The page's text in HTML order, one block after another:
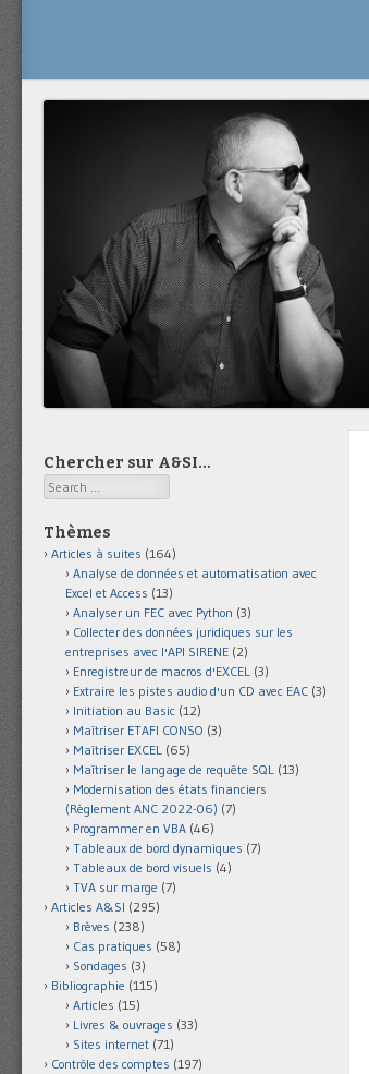
Chercher sur A&SI…
Search
Thèmes
Articles à suites (164)
Analyse de données et automatisation avec
Excel et Access (13)
Analyser un FEC avec Python (3)
Collecter des données juridiques sur les
entreprises avec l'API SIRENE (2)
Enregistreur de macros d'EXCEL (3)
Extraire les pistes audio d'un CD avec EAC (3)
Initiation au Basic (12)
Maîtriser ETAFI CONSO (3)
Maîtriser EXCEL (65)
Maîtriser le langage de requête SQL (13)
Modernisation des états financiers
(Règlement ANC 2022-06) (7)
Programmer en VBA (46)
Tableaux de bord dynamiques (7)
Tableaux de bord visuels (4)
TVA sur marge (7)
Articles A&SI (295)
Brèves (238)
Cas pratiques (58)
Sondages (3)
Bibliographie (115)
Articles (15)
Livres & ouvrages (33)
Sites internet (71)
Contrôle des comptes (197)